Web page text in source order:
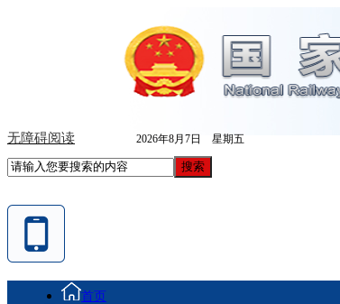
无障碍阅读 2026年8月7日 星期五
首页